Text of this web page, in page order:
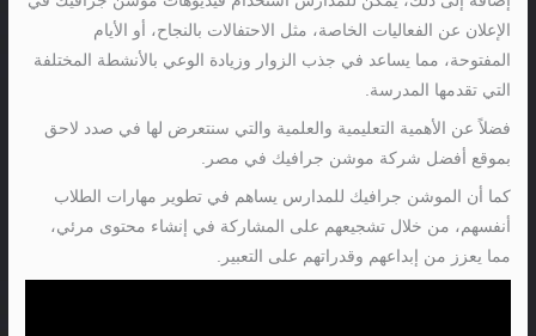
الإعلان عن الفعاليات الخاصة، مثل الاحتفالات بالنجاح، أو الأيام
المفتوحة، مما يساعد في جذب الزوار وزيادة الوعي بالأنشطة المختلفة
التي تقدمها المدرسة.
فضلاً عن الأهمية التعليمية والعلمية والتي سنتعرض لها في صدد لاحق
بموقع أفضل شركة موشن جرافيك في مصر.
كما أن الموشن جرافيك للمدارس يساهم في تطوير مهارات الطلاب
أنفسهم، من خلال تشجيعهم على المشاركة في إنشاء محتوى مرئي،
مما يعزز من إبداعهم وقدراتهم على التعبير.